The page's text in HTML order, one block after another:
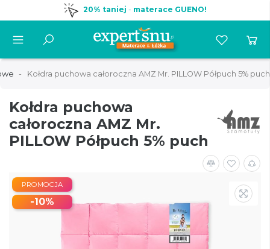
20% taniej - materace GUENO!
Kołdra puchowa całoroczna AMZ Mr. PILLOW Półpuch 5% puch
Kołdra puchowa
całoroczna AMZ Mr.
PILLOW Półpuch 5% puch
PROMOCJA
-10%